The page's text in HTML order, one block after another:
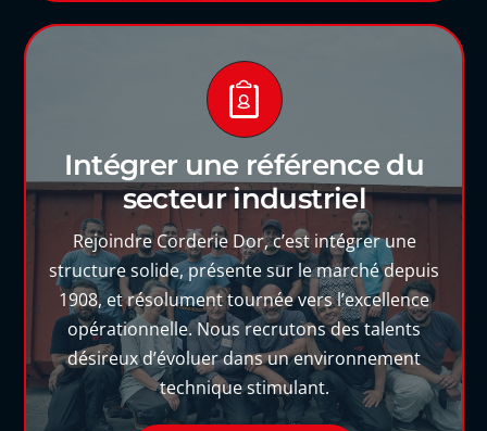
Intégrer une référence du
secteur industriel
Rejoindre Corderie Dor, c’est intégrer une
structure solide, présente sur le marché depuis
1908, et résolument tournée vers l’excellence
opérationnelle. Nous recrutons des talents
désireux d’évoluer dans un environnement
technique stimulant.